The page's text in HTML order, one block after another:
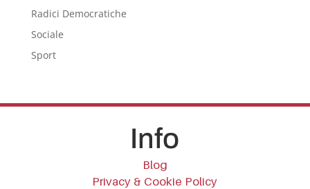
Radici Democratiche
Sociale
Sport
Info
Blog
Privacy & Cookie Policy